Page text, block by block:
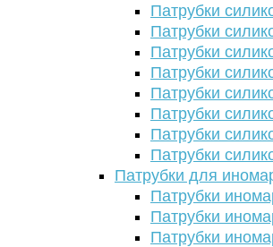
Патрубки
Патрубки
Патрубки
Патрубки
Патрубки
Патрубки
Патрубки
Патрубки
Патрубки для
Патрубки
Патрубки
Патрубки